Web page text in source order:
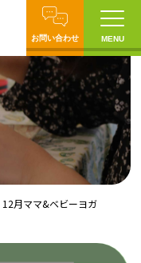
お問い合わせ MENU
12月ママ&ベビーヨガ